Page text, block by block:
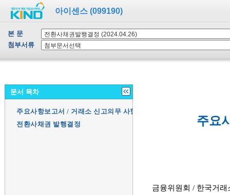
아이센스 (099190)
본 문
첨부서류
문서 목차